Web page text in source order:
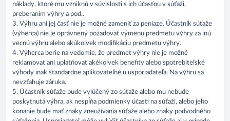
náklady, ktoré mu vzniknú v súvislosti s ich účasťou v súťaži,
preberaním výhry a pod..
3. Výhru ani jej časť nie je možné zameniť za peniaze. Účastník súťaže
(výherca) nie je oprávnený požadovať výmenu predmetu výhry za inú
vecnú výhru alebo akúkoľvek modifikáciu predmetu výhry.
4. Výherca berie na vedomie, že predmet výhry nie je možné
reklamovať ani uplatňovať akékoľvek benefity alebo spotrebiteľské
výhody inak štandardne aplikovateľné u usporiadateľa. Na výhru sa
nevzťahuje záruka.
5. Účastník súťaže bude vylúčený zo súťaže alebo mu nebude
poskytnutá výhra, ak nespĺňa podmienky účasti na súťaži, alebo jeho
konanie bude mať znaky zneužívania súťaže alebo znaky podvodného